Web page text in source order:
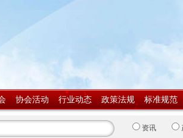
协会活动 行业动态 政策法规 标准规范
资讯